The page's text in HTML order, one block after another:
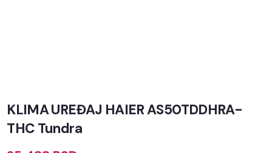
KLIMA UREĐAJ HAIER AS50TDDHRA-
THC Tundra